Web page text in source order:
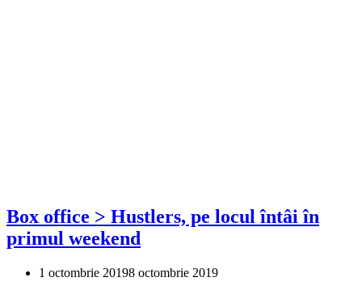
Box office > Hustlers, pe locul întâi în
primul weekend
1 octombrie 20198 octombrie 2019